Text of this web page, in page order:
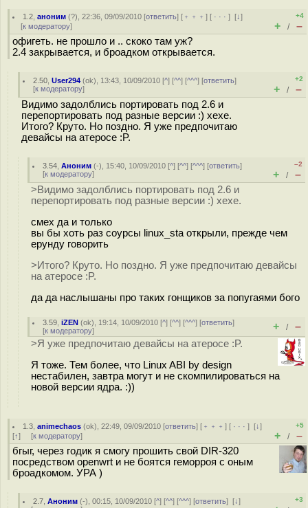
1.2 ,аноним (?), 22:36, 09/09/2010 [ответить] [ ﹢﹢﹢] [ · · ·][↓]
[к модератору]
+4
+ / –
офигеть. не прошло и .. скоко там уж?
2.4 закрывается, и броадком открывается.
2.50 ,User294 (ok), 13:43, 10/09/2010 [^] [^^] [^^^] [ответить]
[к модератору]
+2
+ / –
Видимо задолблись портировать под 2.6 и
перепортировать под разные версии :) хехе.
Итого? Круто. Но поздно. Я уже предпочитаю
девайсы на атеросе :P.
3.54 ,Аноним (-), 15:40, 10/09/2010 [^] [^^] [^^^] [ответить]
[к модератору]
–2
+ / –
>Видимо задолблись портировать под 2.6 и
перепортировать под разные версии :) хехе.
смех да и только
вы бы хоть раз соурсы linux_sta открыли, прежде чем
ерунду говорить
>Итого? Круто. Но поздно. Я уже предпочитаю девайсы
на атеросе :P.
да да наслышаны про таких гонщиков за попугаями бого
3.59 ,iZEN (ok), 19:14, 10/09/2010 [^] [^^] [^^^] [ответить]
[к модератору] + / –
>Я уже предпочитаю девайсы на атеросе :P.
Я тоже. Тем более, что Linux ABI by design
нестабилен, завтра могут и не скомпилироваться на
новой версии ядра. :))
1.3 ,animechaos (ok), 22:49, 09/09/2010 [ответить] [ ﹢﹢﹢] [ · · ·][↓]
[↑] [к модератору]
+5
+ / –
бгыг, через годик я смогу прошить свой DIR-320
посредством openwrt и не боятся геморроя с оным
броадкомом. УРА )
2.7 ,Аноним (-), 00:15, 10/09/2010 [^] [^^] [^^^] [ответить][↓]
+3